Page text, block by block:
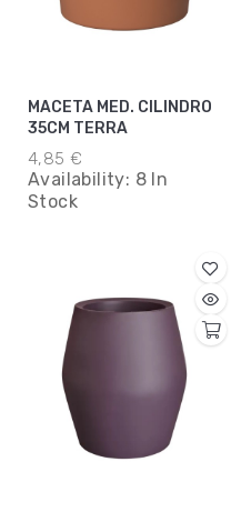
MACETA MED. CILINDRO
35CM TERRA
4,85 €
Availability: 8 In
Stock